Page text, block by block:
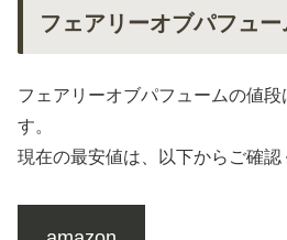
フェアリーオブパフュ
フェアリーオブパフュームの値
す。
現在の最安値は、以下からご確認